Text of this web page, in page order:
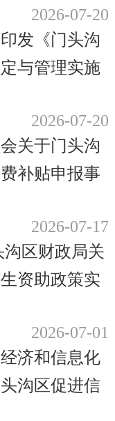
2026-07-20
发《门头沟
与管理实施
2026-07-20
关于门头沟
补贴申报事
2026-07-17
区财政局关
资助政策实
2026-07-01
济和信息化
沟区促进信